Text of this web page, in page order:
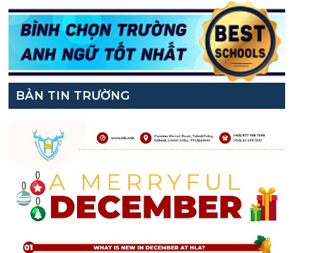
BẢN TIN TRƯỜNG